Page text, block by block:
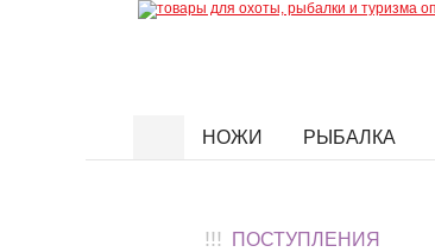
НОЖИ РЫБАЛКА
!!! ПОСТУПЛЕНИЯ